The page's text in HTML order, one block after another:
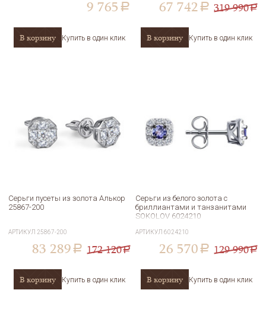
9 765 a
В корзину Купить в один клик
67 742 a 319 990a
В корзину Купить в один клик
Серьги пусеты из золота Алькор
25867-200
АРТИКУЛ 25867-200
83 289 a 172 120a
В корзину Купить в один клик
Серьги из белого золота с
бриллиантами и танзанитами
SOKOLOV 6024210
АРТИКУЛ6024210
26 570 a 129 990a
В корзину Купить в один клик